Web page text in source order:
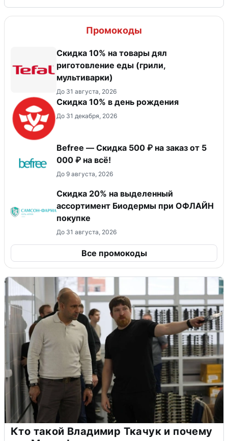
Промокоды
Скидка 10% на товары дял
риготовление еды (грили,
мультиварки)
До 31 августа, 2026
Скидка 10% в день рождения
До 31 декабря, 2026
Befree — Скидка 500 ₽ на заказ от 5
000 ₽ на всё!
До 9 августа, 2026
Скидка 20% на выделенный
ассортимент Биодермы при ОФЛАЙН
покупке
До 31 августа, 2026
Все промокоды
Кто такой Владимир Ткачук и почему